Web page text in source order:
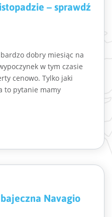
– sprawdź
dobry miesiąc na
w tym czasie
cenowo. Tylko jaki
to pytanie mamy
Navagio